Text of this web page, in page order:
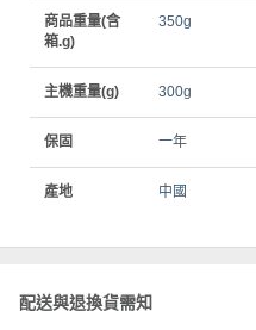
商品重量(含
箱.g)
350g
主機重量(g) 300g
保固 一年
產地 中國
配送與退換貨需知